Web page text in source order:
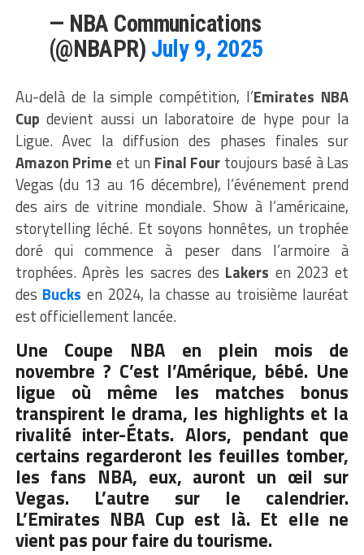
— NBA Communications
(@NBAPR) July 9, 2025
Au-delà de la simple compétition, l’Emirates NBA
Cup devient aussi un laboratoire de hype pour la
Ligue. Avec la diffusion des phases finales sur
Amazon Prime et un Final Four toujours basé à Las
Vegas (du 13 au 16 décembre), l’événement prend
des airs de vitrine mondiale. Show à l’américaine,
storytelling léché. Et soyons honnêtes, un trophée
doré qui commence à peser dans l’armoire à
trophées. Après les sacres des Lakers en 2023 et
des Bucks en 2024, la chasse au troisième lauréat
est officiellement lancée.
Une Coupe NBA en plein mois de
novembre ? C’est l’Amérique, bébé. Une
ligue où même les matches bonus
transpirent le drama, les highlights et la
rivalité inter-États. Alors, pendant que
certains regarderont les feuilles tomber,
les fans NBA, eux, auront un œil sur
Vegas. L’autre sur le calendrier.
L’Emirates NBA Cup est là. Et elle ne
vient pas pour faire du tourisme.